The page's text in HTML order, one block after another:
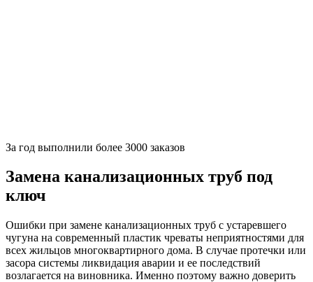
За год выполнили более 3000 заказов
Замена канализационных труб под
ключ
Ошибки при замене канализационных труб с устаревшего
чугуна на современный пластик чреваты неприятностями для
всех жильцов многоквартирного дома. В случае протечки или
засора системы ликвидация аварии и ее последствий
возлагается на виновника. Именно поэтому важно доверить